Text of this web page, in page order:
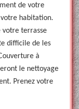
de votre
votre habitation.
votre terrasse
difficile de les
à
le nettoyage
Prenez votre